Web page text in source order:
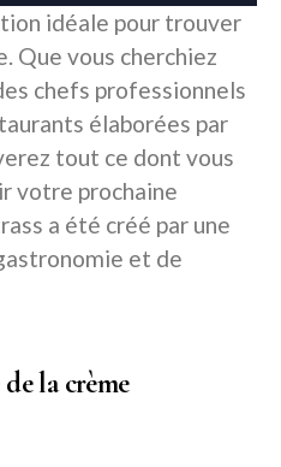
idéale pour trouver
Que vous cherchiez
chefs professionnels
élaborées par
tout ce dont vous
votre prochaine
a été créé par une
et de
la crème